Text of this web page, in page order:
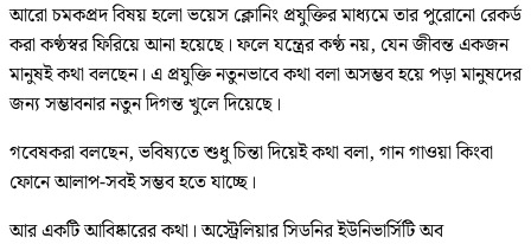
আরো চমকপ্রদ বিষয় হলো ভয়েস ক্লোনিং প্রযুক্তির মাধ্যমে তার পুরোনো রেকর্ড
করা কণ্ঠস্বর ফিরিয়ে আনা হয়েছে। ফলে যন্ত্রের কণ্ঠ নয়, যেন জীবন্ত একজন
মানুষই কথা বলছেন। এ প্রযুক্তি নতুনভাবে কথা বলা অসম্ভব হয়ে পড়া মানুষদের
জন্য সম্ভাবনার নতুন দিগন্ত খুলে দিয়েছে।
গবেষকরা বলছেন, ভবিষ্যতে শুধু চিন্তা দিয়েই কথা বলা, গান গাওয়া কিংবা
ফোনে আলাপ-সবই সম্ভব হতে যাচ্ছে।
আর একটি আবিষ্কারের কথা। অস্ট্রেলিয়ার সিডনির ইউনিভার্সিটি অব